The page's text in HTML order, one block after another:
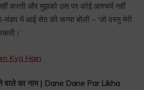
करती और मुझको उस पर कोई आश्चर्य नहीं
मंडप में आई सेठ की कन्या बोली – ‘जो वस्तु मेरी
Kya Hain
वाले का नाम | Dane Dane Par Likha